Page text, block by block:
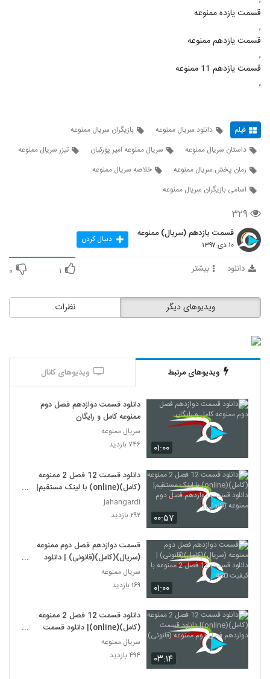
قسمت یازده ممنوعه
,
قسمت یازدهم ممنوعه
,
قسمت یازدهم 11 ممنوعه
,
فیلم دانلود سریال ممنوعه
بازیگران سریال ممنوعه
داستان سریال ممنوعه
سریال ممنوعه امیر پورکیان
تیزر سریال ممنوعه
زمان پخش سریال ممنوعه
خلاصه سریال ممنوعه
اسامی بازیگران سریال ممنوعه
۳۲۹
قسمت یازدهم (سریال) ممنوعه
۱۰ دی ۱۳۹۷ دنبال کردن
دانلود بیشتر ۱ ۰
نظرات ویدیوهای دیگر
ویدیوهای مرتبط ویدیوهای کانال
۰۱:۰۰
دانلود قسمت دوازدهم فصل دوم
ممنوعه کامل و رایگان
سریال ممنوعه
۷۴۶ بازدید
۰۰:۵۷
دانلود قسمت 12 فصل 2 ممنوعه
(کامل)(online) با لینک مستقیم|
دانلود قسمت دوازدهم فصل دوم
ممنوعه (قانونی)
jahangardi
۲۹۲ بازدید
۰۱:۰۰
قسمت دوازدهم فصل دوم ممنوعه
(سریال)(کامل)(قانونی) | دانلود
480
سریال ممنوعه
۱۶۹ بازدید
۰۳:۱۴
دانلود قسمت 12 فصل 2 ممنوعه
(کامل)(online)| دانلود قسمت
دوازدهم فصل دوم ممنوعه (قانونی)
سریال ممنوعه
۴۹۴ بازدید